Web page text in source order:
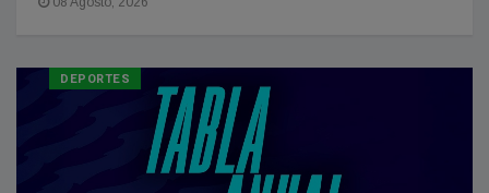
DEPORTES